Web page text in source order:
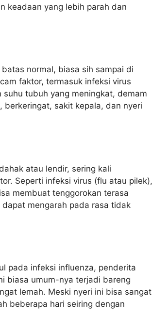
keadaan yang lebih parah dan
normal, biasa sih sampai di
faktor, termasuk infeksi virus
tubuh yang meningkat, demam
sakit kepala, dan nyeri
atau lendir, sering kali
Seperti infeksi virus (flu atau pilek),
membuat tenggorokan terasa
mengarah pada rasa tidak
pada infeksi influenza, penderita
biasa umum-nya terjadi bareng
lemah. Meski nyeri ini bisa sangat
beberapa hari seiring dengan